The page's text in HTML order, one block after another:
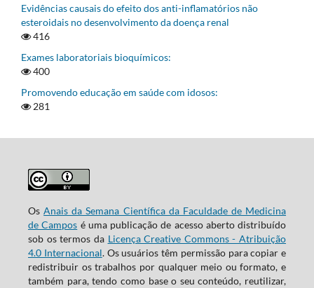
Evidências causais do efeito dos anti-inflamatórios não
esteroidais no desenvolvimento da doença renal
416
Exames laboratoriais bioquímicos:
400
Promovendo educação em saúde com idosos:
281
OsAnais da Semana Científica da Faculdade de Medicina
de Campos é uma publicação de acesso aberto distribuído
sob os termos da Licença Creative Commons - Atribuição
4.0 Internacional. Os usuários têm permissão para copiar e
redistribuir os trabalhos por qualquer meio ou formato, e
também para, tendo como base o seu conteúdo, reutilizar,